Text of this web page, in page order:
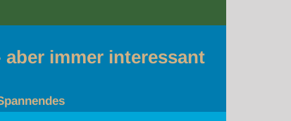
immer interessant